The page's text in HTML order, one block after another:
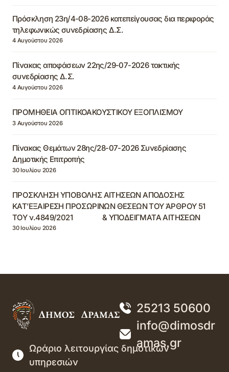
Πρόσκληση 23η/4-08-2026 κατεπείγουσας δια περιφοράς
τηλεφωνικώς συνεδρίασης Δ.Σ.
4 Αυγούστου 2026
Πίνακας αποφάσεων 22ης/29-07-2026 τακτικής
συνεδρίασης Δ.Σ.
4 Αυγούστου 2026
ΠΡΟΜΗΘΕΙΑ ΟΠΤΙΚΟΑΚΟΥΣΤΙΚΟΥ ΕΞΟΠΛΙΣΜΟΥ
3 Αυγούστου 2026
Πίνακας Θεμάτων 28ης/28-07-2026 Συνεδρίασης
Δημοτικής Επιτροπής
30 Ιουλίου 2026
ΠΡΟΣΚΛΗΣΗ ΥΠΟΒΟΛΗΣ ΑΙΤΗΣΕΩΝ ΑΠΟΔΟΣΗΣ
ΚΑΤ’ΕΞΑΙΡΕΣΗ ΠΡΟΣΩΡΙΝΩΝ ΘΕΣΕΩΝ ΤΟΥ ΆΡΘΡΟΥ 51
ΤΟΥ ν.4849/2021 & ΥΠΟΔΕΙΓΜΑΤΑ ΑΙΤΗΣΕΩΝ
30 Ιουλίου 2026
25213 50600
info@dimosdr
amas.gr
Ωράριο λειτουργίας δημοτικών
υπηρεσιών